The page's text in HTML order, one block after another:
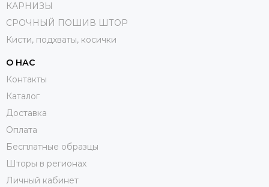
КАРНИЗЫ
СРОЧНЫЙ ПОШИВ ШТОР
Кисти, подхваты, косички
О НАС
Контакты
Каталог
Доставка
Оплата
Бесплатные образцы
Шторы в регионах
Личный кабинет